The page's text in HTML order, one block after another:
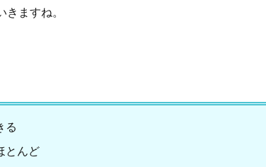
ますね。
る
とんど